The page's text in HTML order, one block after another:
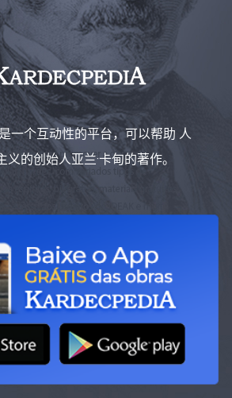
一个互动性的平台，可以帮助 人
义的创始人亚兰·卡甸的著作。